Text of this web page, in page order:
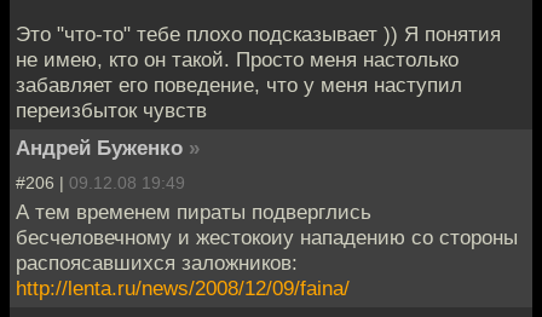
Это "что-то" тебе плохо подсказывает )) Я понятия
не имею, кто он такой. Просто меня настолько
забавляет его поведение, что у меня наступил
переизбыток чувств
Андрей Буженко »
#206 | 09.12.08 19:49
А тем временем пираты подверглись
бесчеловечному и жестокоиу нападению со стороны
распоясавшихся заложников:
http://lenta.ru/news/2008/12/09/faina/